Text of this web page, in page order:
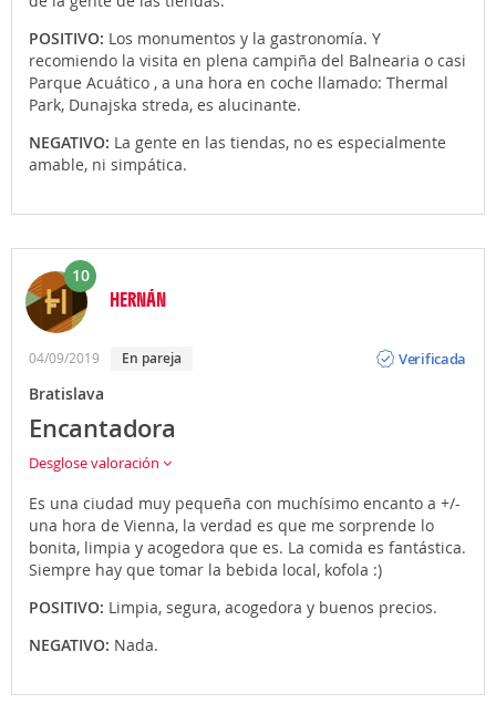
POSITIVO: Los monumentos y la gastronomía. Y
recomiendo la visita en plena campiña del Balnearia o casi
Parque Acuático , a una hora en coche llamado: Thermal
Park, Dunajska streda, es alucinante.
NEGATIVO: La gente en las tiendas, no es especialmente
amable, ni simpática.
10
HERNÁN
04/09/2019 En pareja
Verificada
Bratislava
Encantadora
Desglose valoración
Es una ciudad muy pequeña con muchísimo encanto a +/-
una hora de Vienna, la verdad es que me sorprende lo
bonita, limpia y acogedora que es. La comida es fantástica.
Siempre hay que tomar la bebida local, kofola :)
POSITIVO: Limpia, segura, acogedora y buenos precios.
NEGATIVO: Nada.